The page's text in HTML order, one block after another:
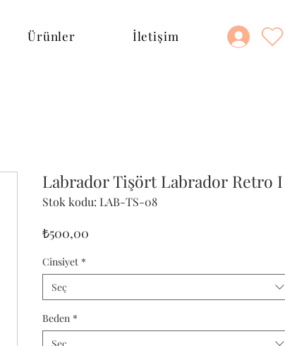
Ürünler İletişim
Labrador Tişört Labrador Retro I
Stok kodu: LAB-TS-08
₺500,00
Cinsiyet *
Seç
Beden *
Seç